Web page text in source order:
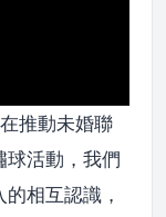
推動未婚聯
球活動，我們
相互認識，